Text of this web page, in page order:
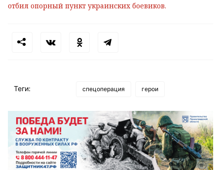
отбил опорный пункт украинских боевиков.
Теги: спецоперация герои